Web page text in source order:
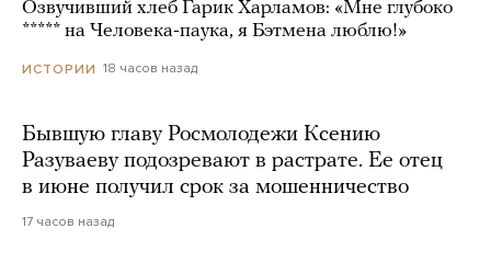
Озвучивший хлеб Гарик Харламов: «Мне глубоко
***** на Человека-паука, я Бэтмена люблю!»
ИСТОРИИ 18 часов назад
Бывшую главу Росмолодежи Ксению
Разуваеву подозревают в растрате. Ее отец
в июне получил срок за мошенничество
17 часов назад